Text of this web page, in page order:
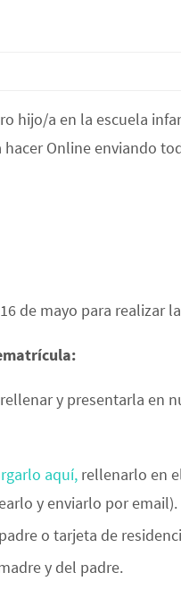
hijo/a en la escuela
Online enviando
de mayo para realizar
y presentarla en
aquí, rellenarlo en
y enviarlo por email).
o tarjeta de
y del padre.